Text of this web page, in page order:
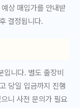
상 매입가를 안내받
결정됩니다.
입니다. 별도 출장비
당일 입금까지 진행
니 사전 문의가 필요